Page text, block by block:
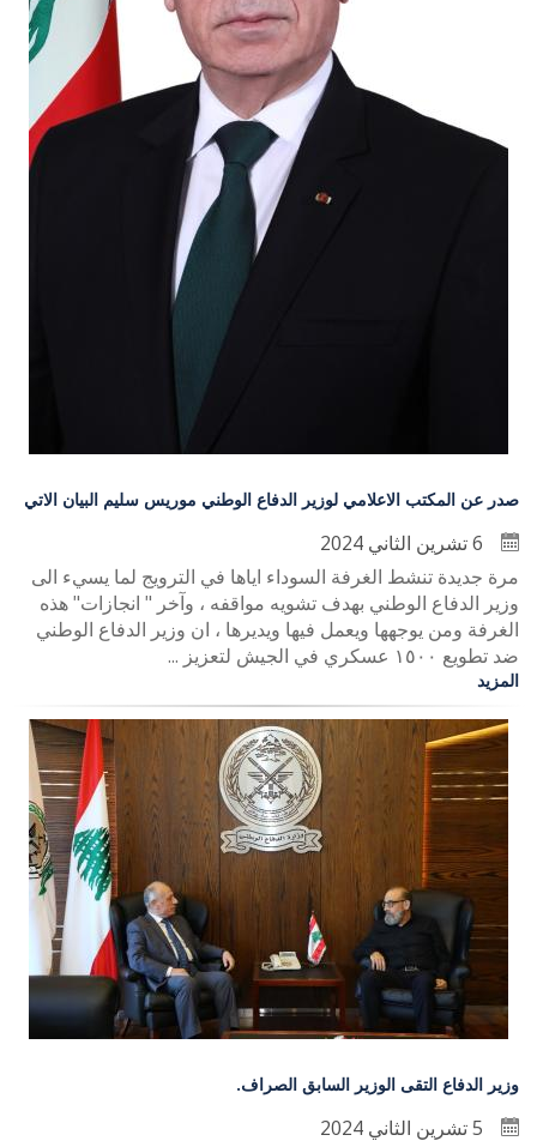
صدر عن المكتب الاعلامي لوزير الدفاع الوطني موريس سليم البيان الاتي
مرة جديدة تنشط الغرفة السوداء اياها في الترويج لما يسيء الى
وزير الدفاع الوطني بهدف تشويه مواقفه ، وآخر " انجازات" هذه
الغرفة ومن يوجهها ويعمل فيها ويديرها ، ان وزير الدفاع الوطني
ضد تطويع ١٥٠٠ عسكري في الجيش لتعزيز ...
المزيد
وزير الدفاع التقى الوزير السابق الصراف.